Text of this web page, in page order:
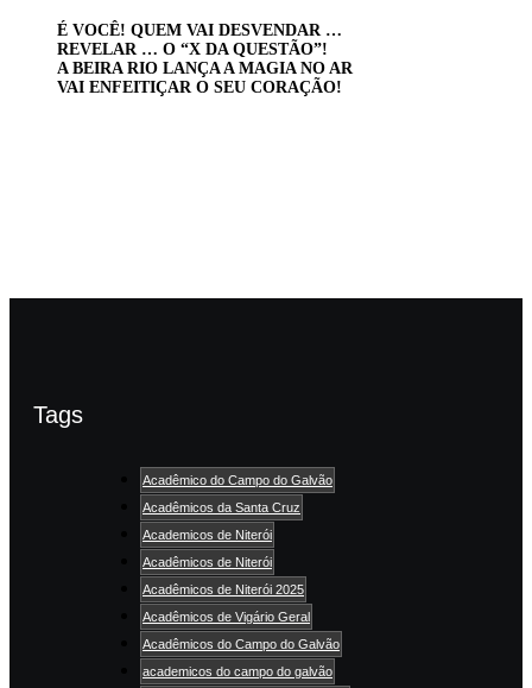
É VOCÊ! QUEM VAI DESVENDAR …
REVELAR … O “X DA QUESTÃO”!
A BEIRA RIO LANÇA A MAGIA NO AR
VAI ENFEITIÇAR O SEU CORAÇÃO!
Tags
Acadêmico do Campo do Galvão
Acadêmicos da Santa Cruz
Academicos de Niterói
Acadêmicos de Niterói
Acadêmicos de Niterói 2025
Acadêmicos de Vigário Geral
Acadêmicos do Campo do Galvão
academicos do campo do galvão